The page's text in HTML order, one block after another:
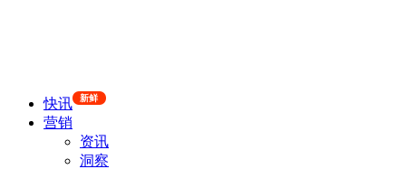
快讯 新鲜
营销
资讯
洞察